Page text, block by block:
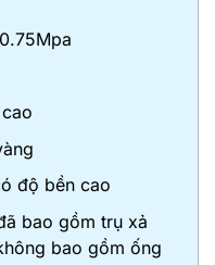
độ bền cao
bao gồm trụ xả
bao gồm ống